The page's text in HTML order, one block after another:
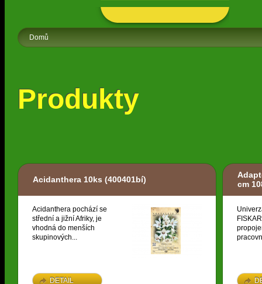
Domů
Produkty
Acidanthera 10ks (400401bí)
Acidanthera pochází se
střední a jižní Afriky, je
vhodná do menších
skupinových...
DETAIL
cm